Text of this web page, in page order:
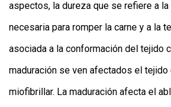
aspectos, la dureza que se refiere a
necesaria para romper la carne y a la
asociada a la conformación del tejido
maduración se ven afectados el
miofibrillar. La maduración afecta el